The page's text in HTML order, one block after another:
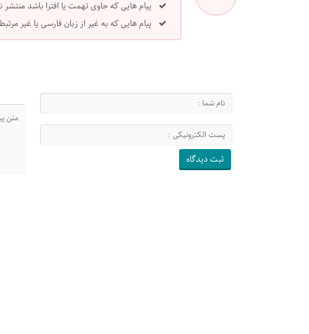
پیام هایی که حاوی تهمت یا افترا باشد
پیام هایی که به غیر از زبان فارسی یا غیر